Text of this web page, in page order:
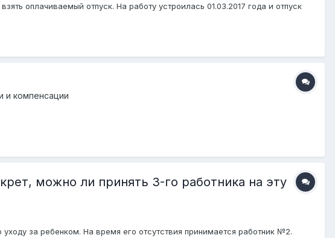
оплачиваемый отпуск. На работу устроилась 01.03.2017 года и отпуск
и компенсации
можно ли принять 3-го работника на эту
за ребенком. На время его отсутствия принимается работник №2.